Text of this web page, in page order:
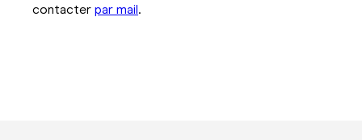
contacter par mail.